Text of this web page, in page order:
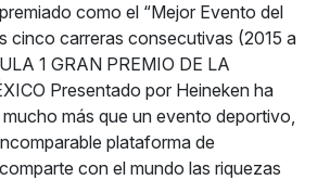
como el “Mejor Evento del
cinco carreras consecutivas (2015 a
1 GRAN PREMIO DE LA
Presentado por Heineken ha
más que un evento deportivo,
plataforma de
con el mundo las riquezas